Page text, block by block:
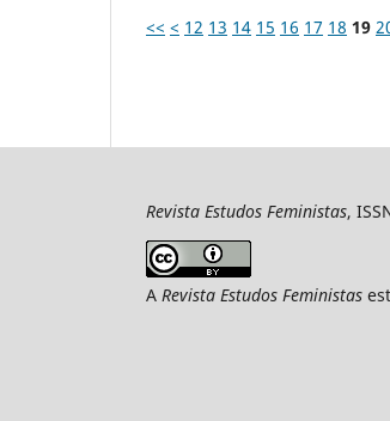
<< < 12 13 14 15 16 17 18 19
Revista Estudos Feministas,
A Revista Estudos Feministas